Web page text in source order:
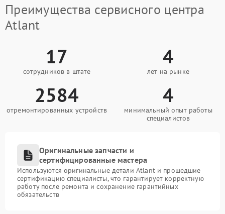
Преимущества сервисного центра
Atlant
17
сотрудников в штате
4
лет на рынке
2584
отремонтированных устройств
4
минимальный опыт работы
специалистов
Оригинальные запчасти и
сертифицированные мастера
Используются оригинальные детали Atlant и прошедшие
сертификацию специалисты, что гарантирует корректную
работу после ремонта и сохранение гарантийных
обязательств